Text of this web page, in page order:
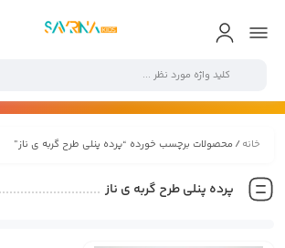
خانه/ محصولات برچسب خورده “پرده پنلی طرح گربه ی ناز”
پرده پنلی طرح گربه ی ناز